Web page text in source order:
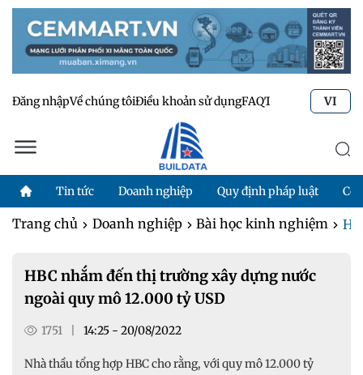
Đăng nhậpVề chúng tôiĐiều khoản sử dụngFAQTư vấn kỹ thuật
VI
Tin tức Doanh nghiệp Quy định pháp luật
Trang chủ Doanh nghiệp Bài học kinh nghiệm
HBC nhắm đến thị trường xây dựng nước
ngoài quy mô 12.000 tỷ USD
1751 14:25 - 20/08/2022
Nhà thầu tổng hợp HBC cho rằng, với quy mô 12.000 tỷ